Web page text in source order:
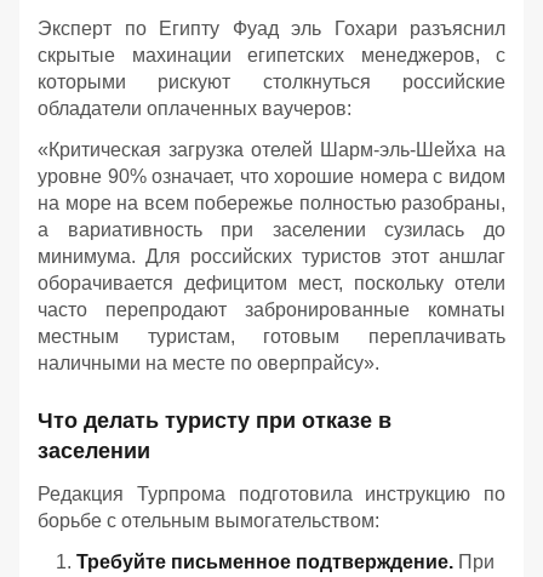
Эксперт по Египту Фуад эль Гохари разъяснил
скрытые махинации египетских менеджеров, с
которыми рискуют столкнуться российские
обладатели оплаченных ваучеров:
«Критическая загрузка отелей Шарм-эль-Шейха на
уровне 90% означает, что хорошие номера с видом
на море на всем побережье полностью разобраны,
а вариативность при заселении сузилась до
минимума. Для российских туристов этот аншлаг
оборачивается дефицитом мест, поскольку отели
часто перепродают забронированные комнаты
местным туристам, готовым переплачивать
наличными на месте по оверпрайсу».
Что делать туристу при отказе в
заселении
Редакция Турпрома подготовила инструкцию по
борьбе с отельным вымогательством:
Требуйте письменное подтверждение. При